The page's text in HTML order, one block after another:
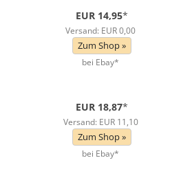
EUR 14,95*
Versand: EUR 0,00
Zum Shop »
bei Ebay*
EUR 18,87*
Versand: EUR 11,10
Zum Shop »
bei Ebay*